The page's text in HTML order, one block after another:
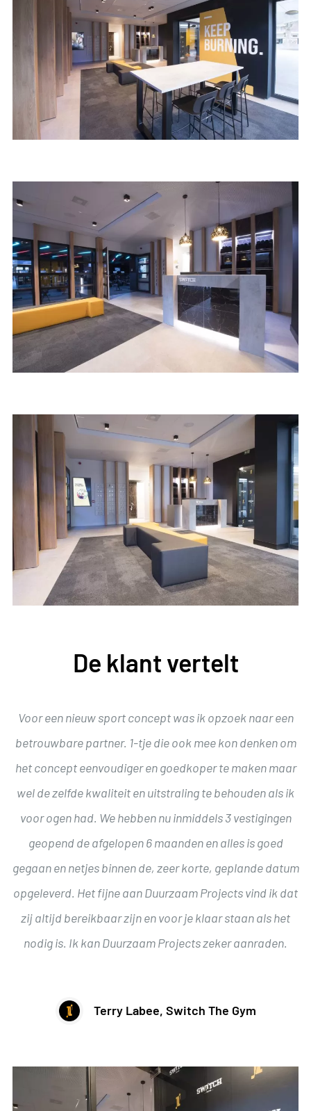
De klant vertelt
Voor een nieuw sport concept was ik opzoek naar een
betrouwbare partner. 1-tje die ook mee kon denken om
het concept eenvoudiger en goedkoper te maken maar
wel de zelfde kwaliteit en uitstraling te behouden als ik
voor ogen had. We hebben nu inmiddels 3 vestigingen
geopend de afgelopen 6 maanden en alles is goed
gegaan en netjes binnen de, zeer korte, geplande datum
opgeleverd. Het fijne aan Duurzaam Projects vind ik dat
zij altijd bereikbaar zijn en voor je klaar staan als het
nodig is. Ik kan Duurzaam Projects zeker aanraden.
Terry Labee, Switch The Gym